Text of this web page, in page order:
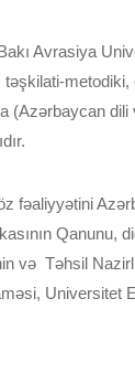
Avrasiya
təşkilati-metodiki,
(Azərbaycan dili
fəaliyyətini
Qanunu,
və Təhsil
Universitet